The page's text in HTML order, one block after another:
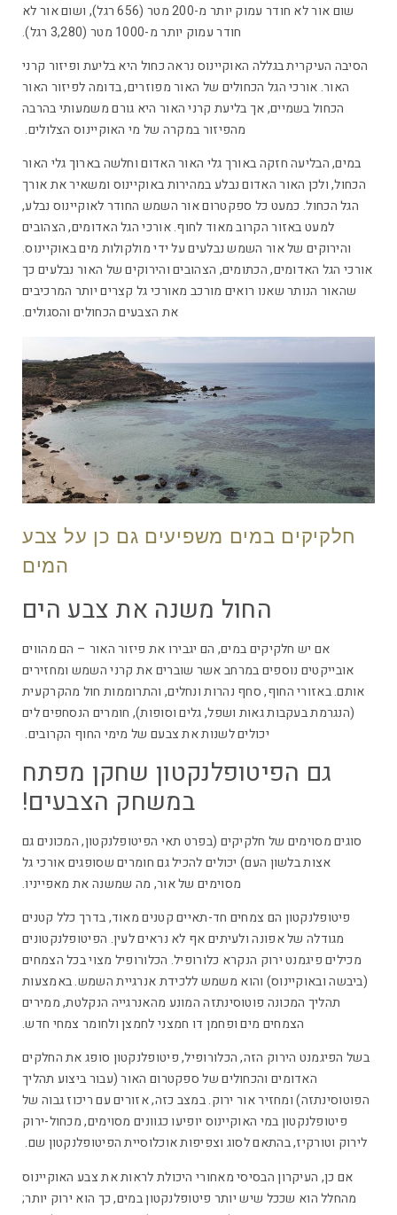
שום אור לא חודר עמוק יותר מ-200 מטר (656 רגל), ושום אור לא
חודר עמוק יותר מ-1000 מטר (3,280 רגל).
הסיבה העיקרית בגללה האוקיינוס נראה כחול היא בליעת ופיזור קרני
האור. אורכי הגל הכחולים של האור מפוזרים, בדומה לפיזור האור
הכחול בשמיים, אך בליעת קרני האור היא גורם משמעותי בהרבה
מהפיזור במקרה של מי האוקיינוס הצלולים.
במים, הבליעה חזקה באורך גלי האור האדום וחלשה בארוך גלי האור
הכחול, ולכן האור האדום נבלע במהירות באוקיינוס ומשאיר את אורך
הגל הכחול. כמעט כל ספקטרום אור השמש החודר לאוקיינוס נבלע,
למעט באזור הקרוב מאוד לחוף. אורכי הגל האדומים, הצהובים
והירוקים של אור השמש נבלעים על ידי מולקולות מים באוקיינוס.
אורכי הגל האדומים, הכתומים, הצהובים והירוקים של האור נבלעים כך
שהאור הנותר שאנו רואים מורכב מאורכי גל קצרים יותר המרכיבים
את הצבעים הכחולים והסגולים.
חלקיקים במים משפיעים גם כן על צבע
המים
החול משנה את צבע הים
אם יש חלקיקים במים, הם יגבירו את פיזור האור – הם מהווים
אובייקטים נוספים במרחב אשר שוברים את קרני השמש ומחזירים
אותם. באזורי החוף, סחף נהרות ונחלים, והתרוממות חול מהקרקעית
(הנגרמת בעקבות גאות ושפל, גלים וסופות), חומרים הנסחפים לים
יכולים לשנות את צבעם של מימי החוף הקרובים.
גם הפיטופלנקטון שחקן מפתח
במשחק הצבעים!
סוגים מסוימים של חלקיקים (בפרט תאי הפיטופלנקטון, המכונים גם
אצות בלשון העם) יכולים להכיל גם חומרים שסופגים אורכי גל
מסוימים של אור, מה שמשנה את מאפייניו.
פיטופלנקטון הם צמחים חד-תאיים קטנים מאוד, בדרך כלל קטנים
מגודלה של אפונה ולעיתים אף לא נראים לעין. הפיטופלנקטונים
מכילים פיגמנט ירוק הנקרא כלורופיל. הכלורופיל מצוי בכל הצמחים
(ביבשה ובאוקיינוס) והוא משמש ללכידת אנרגיית השמש. באמצעות
תהליך המכונה פוטוסינתזה המונע מהאנרגייה הנקלטת, ממירים
הצמחים מים ופחמן דו חמצני לחמצן ולחומר צמחי חדש.
בשל הפיגמנט הירוק הזה, הכלורופיל, פיטופלנקטון סופג את החלקים
האדומים והכחולים של ספקטרום האור (עבור ביצוע תהליך
הפוטוסינתזה) ומחזיר אור ירוק. במצב כזה, אזורים עם ריכוז גבוה של
פיטופלנקטון במי האוקיינוס יופיעו כגוונים מסוימים, מכחול-ירוק
לירוק וטורקיז, בהתאם לסוג וצפיפות אוכלוסיית הפיטופלנקטון שם.
אם כן, העיקרון הבסיסי מאחורי היכולת לראות את צבע האוקיינוס
מהחלל הוא שככל שיש יותר פיטופלנקטון במים, כך הוא ירוק יותר;